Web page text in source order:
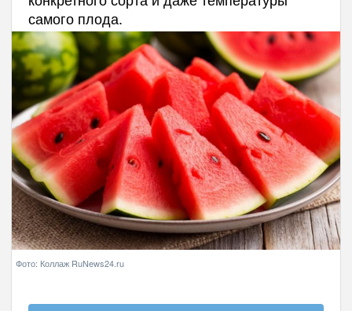
самого плода.
Фото: Коллаж RuNews24.ru